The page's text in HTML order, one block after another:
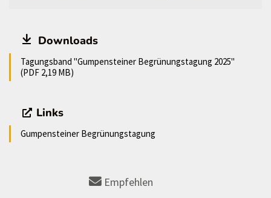
Downloads
Tagungsband "Gumpensteiner Begrünungstagung 2025"
(PDF 2,19 MB)
Links
Gumpensteiner Begrünungstagung
Empfehlen